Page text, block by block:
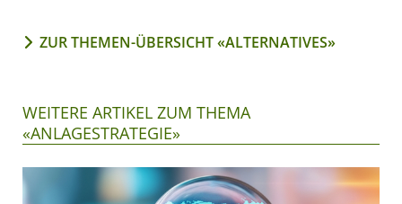
ZUR THEMEN-ÜBERSICHT «ALTERNATIVES»
WEITERE ARTIKEL ZUM THEMA
«ANLAGESTRATEGIE»